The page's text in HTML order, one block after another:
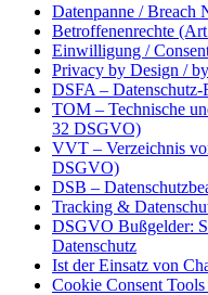
Datenpanne /
Betroffenenrechte
Einwilligung /
Privacy by Design /
DSFA –
TOM – Technische
32 DSGVO)
VVT – Verzeichnis
DSGVO)
DSB –
Tracking &
DSGVO Bußgelder:
Datenschutz
Ist der Einsatz von
Cookie Consent